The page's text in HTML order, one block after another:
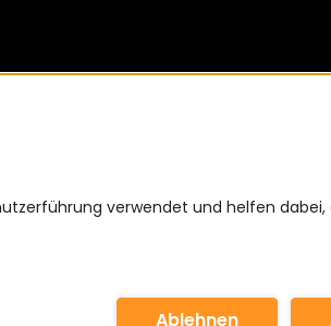
verwendet und helfen dabei,